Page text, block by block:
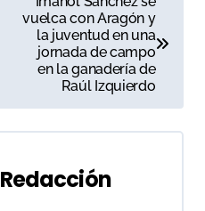
vuelca con Aragón y
la juventud en una
jornada de campo
en la ganadería de
Raúl Izquierdo
Redacción